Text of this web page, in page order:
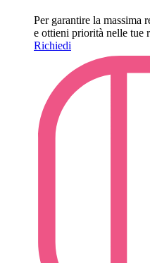
Per garantire la massima
e ottieni priorità nelle tue
Richiedi